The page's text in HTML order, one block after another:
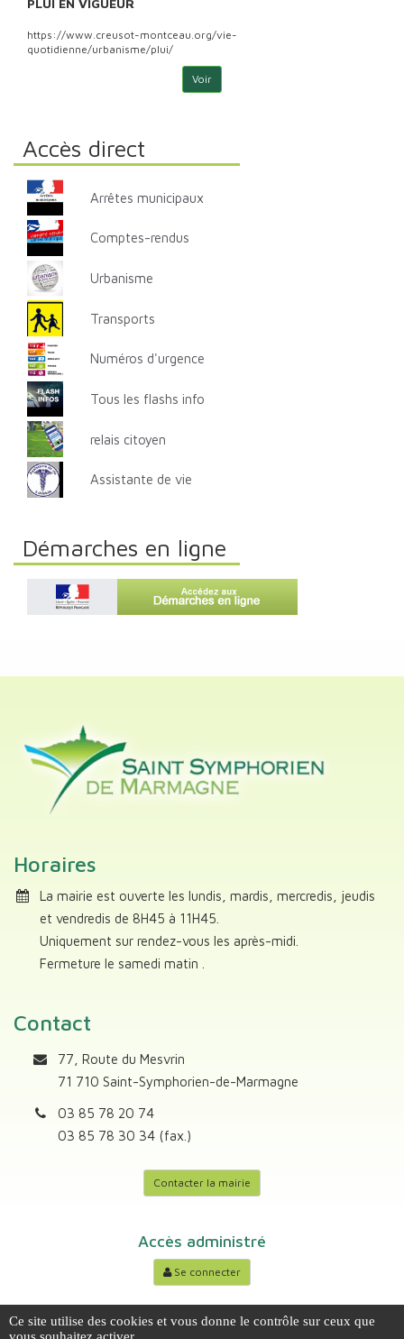
PLUI EN VIGUEUR
https://www.creusot-montceau.org/vie-
quotidienne/urbanisme/plui/
Voir
Accès direct
Arrêtes municipaux
Comptes-rendus
Urbanisme
Transports
Numéros d'urgence
Tous les flashs info
relais citoyen
Assistante de vie
Démarches en ligne
Horaires
La mairie est ouverte les lundis, mardis, mercredis, jeudis
et vendredis de 8H45 à 11H45.
Uniquement sur rendez-vous les après-midi.
Fermeture le samedi matin .
Contact
77, Route du Mesvrin
71 710 Saint-Symphorien-de-Marmagne
03 85 78 20 74
03 85 78 30 34 (fax.)
Contacter la mairie
Accès administré
Se connecter
PLAN DU SITE
Ce site utilise des cookies et vous donne le contrôle sur ceux que